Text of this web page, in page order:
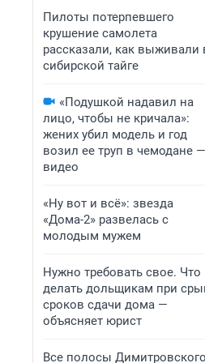
Пилоты потерпевшего
крушение самолета
рассказали, как выживали
сибирской тайге
«Подушкой надавил на
лицо, чтобы не кричала»:
жених убил модель и год
возил ее труп в чемодане —
видео
«Ну вот и всё»: звезда
«Дома-2» развелась с
молодым мужем
Нужно требовать свое. Что
делать дольщикам при
сроков сдачи дома —
объясняет юрист
Все полосы Димитровского